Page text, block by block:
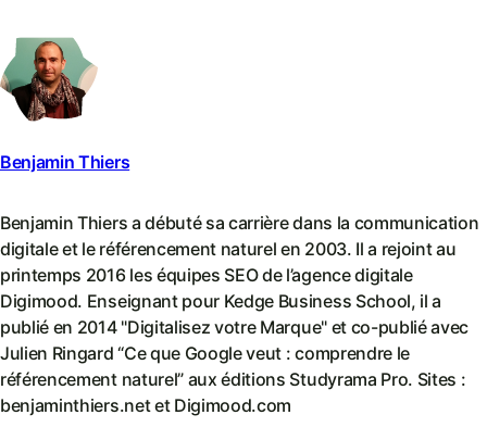
Benjamin Thiers
Benjamin Thiers a débuté sa carrière dans la communication
digitale et le référencement naturel en 2003. Il a rejoint au
printemps 2016 les équipes SEO de l’agence digitale
Digimood. Enseignant pour Kedge Business School, il a
publié en 2014 "Digitalisez votre Marque" et co-publié avec
Julien Ringard “Ce que Google veut : comprendre le
référencement naturel” aux éditions Studyrama Pro. Sites :
benjaminthiers.net et Digimood.com